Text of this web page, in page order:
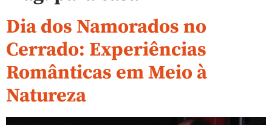
Dia dos Namorados no
Cerrado: Experiências
Românticas em Meio à
Natureza